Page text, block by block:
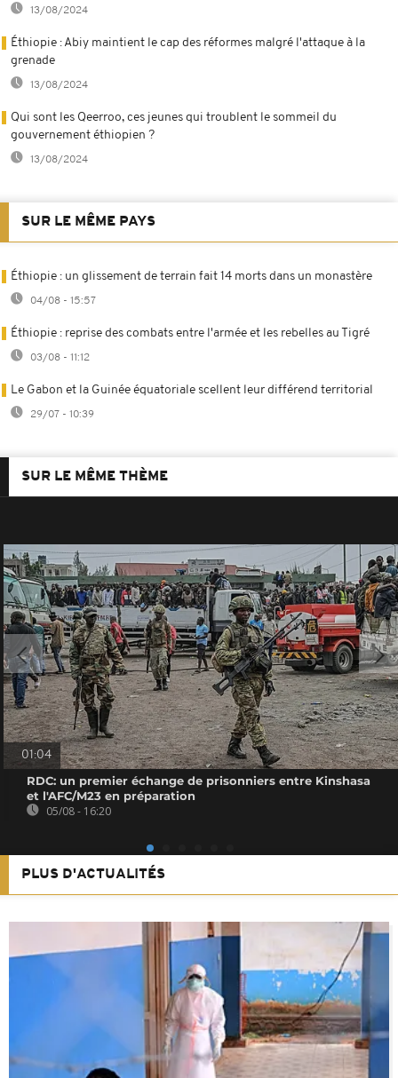
13/08/2024
Éthiopie : Abiy maintient le cap des réformes malgré l'attaque à la
grenade
13/08/2024
Qui sont les Qeerroo, ces jeunes qui troublent le sommeil du
gouvernement éthiopien ?
13/08/2024
SUR LE MÊME PAYS
Éthiopie : un glissement de terrain fait 14 morts dans un monastère
04/08 - 15:57
Éthiopie : reprise des combats entre l'armée et les rebelles au Tigré
03/08 - 11:12
Le Gabon et la Guinée équatoriale scellent leur différend territorial
29/07 - 10:39
SUR LE MÊME THÈME
01:04
RDC: un premier échange de prisonniers entre Kinshasa
et l'AFC/M23 en préparation
05/08 - 16:20
PLUS D'ACTUALITÉS